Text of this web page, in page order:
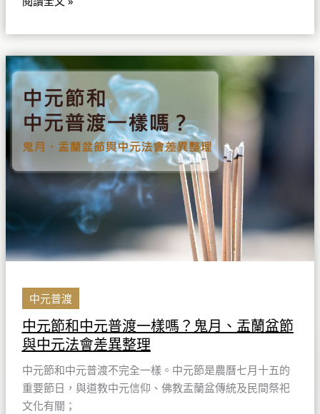
祭
拜
重
點
中元普渡
中元節和中元普渡一樣嗎？鬼月、盂蘭盆節
與中元法會差異整理
中元節和中元普渡不完全一樣。中元節是農曆七月十五的
重要節日，與道教中元信仰、佛教盂蘭盆傳統及民間祭祀
文化有關；
中
元
節
和
中
元
普
樣
鬼
盂
蘭
盆
節
與
中
元